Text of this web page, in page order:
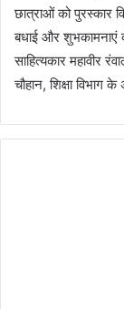
छात्राओं को पुरस्कार
बधाई और शुभकामनाएं
साहित्यकार महावीर
चौहान, शिक्षा विभाग